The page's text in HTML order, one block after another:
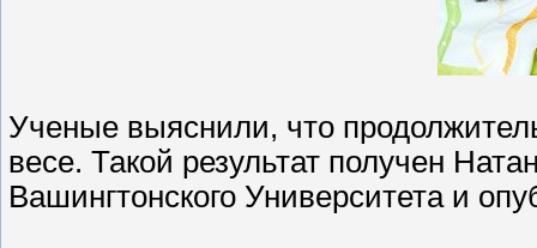
Ученые выяснили, что
весе. Такой результат получен
Вашингтонского Университета и